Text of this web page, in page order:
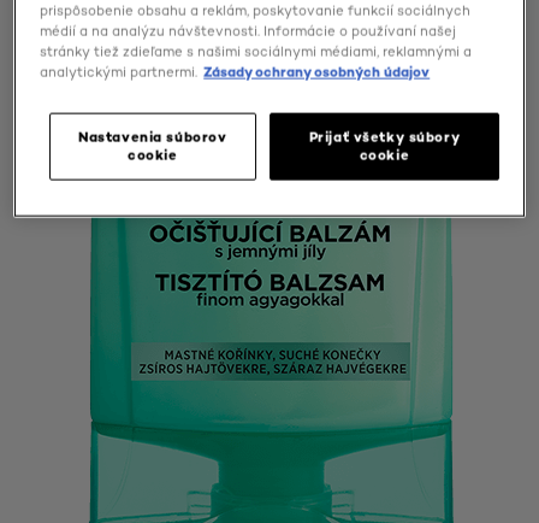
prispôsobenie obsahu a reklám, poskytovanie funkcií sociálnych
médií a na analýzu návštevnosti. Informácie o používaní našej
stránky tiež zdieľame s našimi sociálnymi médiami, reklamnými a
analytickými partnermi. Zásady ochrany osobných údajov
Nastavenia súborov
cookie
Prijať všetky súbory
cookie